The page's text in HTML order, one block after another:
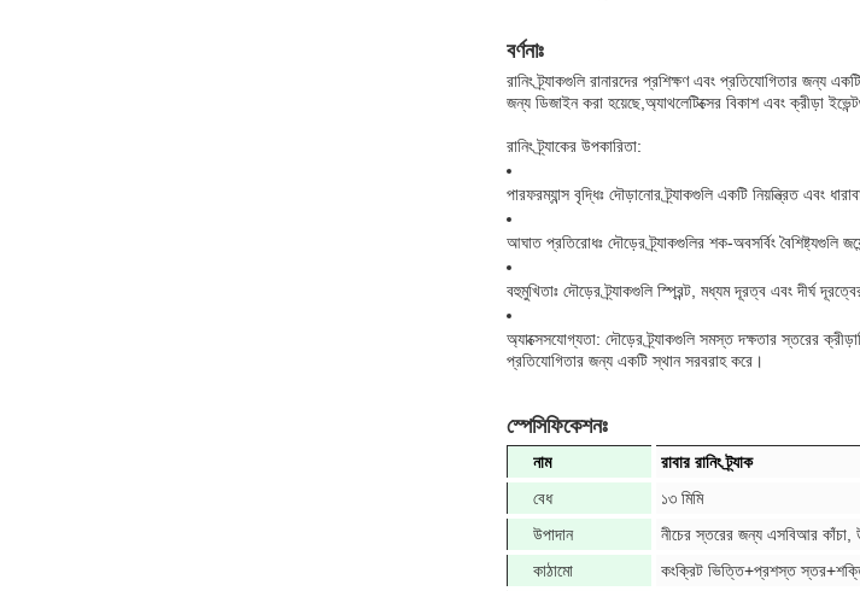
বর্ণনাঃ
রানিং ট্র্যাকগুলি রানারদের প্রশিক্ষণ এবং প্রতিযোগিতার জন্য
জন্য ডিজাইন করা হয়েছে,অ্যাথলেটিক্সের বিকাশ এবং ক্রীড়া
রানিং ট্র্যাকের উপকারিতা:
পারফরম্যান্স বৃদ্ধিঃ দৌড়ানোর ট্র্যাকগুলি একটি নিয়ন্ত্রিত এবং
আঘাত প্রতিরোধঃ দৌড়ের ট্র্যাকগুলির শক-অবসর্বিং
বহুমুখিতাঃ দৌড়ের ট্র্যাকগুলি স্প্রিন্ট, মধ্যম দূরত্ব এবং দীর্ঘ
অ্যাক্সেসযোগ্যতা: দৌড়ের ট্র্যাকগুলি সমস্ত দক্ষতার স্তরের
প্রতিযোগিতার জন্য একটি স্থান সরবরাহ করে।
স্পেসিফিকেশনঃ
নাম
রাবার রানিং ট্র্যাক
বেধ
১৩ মিমি
উপাদান
নীচের স্তরের জন্য এসবিআর কাঁচা,
কাঠামো
কংক্রিট ভিত্তি+প্রশস্ত